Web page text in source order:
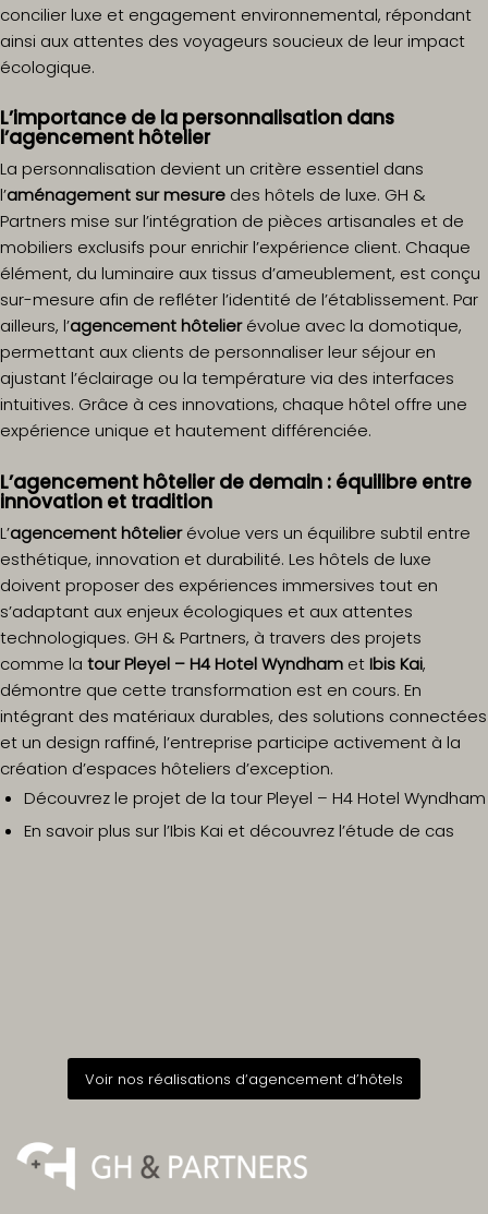
concilier luxe et engagement environnemental, répondant
ainsi aux attentes des voyageurs soucieux de leur impact
écologique.
L’importance de la personnalisation dans
l’agencement hôtelier
La personnalisation devient un critère essentiel dans
l’aménagement sur mesure des hôtels de luxe. GH &
Partners mise sur l’intégration de pièces artisanales et de
mobiliers exclusifs pour enrichir l’expérience client. Chaque
élément, du luminaire aux tissus d’ameublement, est conçu
sur-mesure afin de refléter l’identité de l’établissement. Par
ailleurs, l’agencement hôtelierévolue avec la domotique,
permettant aux clients de personnaliser leur séjour en
ajustant l’éclairage ou la température via des interfaces
intuitives. Grâce à ces innovations, chaque hôtel offre une
expérience unique et hautement différenciée.
L’agencement hôtelier de demain : équilibre entre
innovation et tradition
L’agencement hôtelierévolue vers un équilibre subtil entre
esthétique, innovation et durabilité. Les hôtels de luxe
doivent proposer des expériences immersives tout en
s’adaptant aux enjeux écologiques et aux attentes
technologiques. GH & Partners, à travers des projets
comme la tour Pleyel – H4 Hotel Wyndham etIbis Kai,
démontre que cette transformation est en cours. En
intégrant des matériaux durables, des solutions connectées
et un design raffiné, l’entreprise participe activement à la
création d’espaces hôteliers d’exception.
Découvrez le projet de la tour Pleyel – H4 Hotel Wyndham
En savoir plus sur l’Ibis Kai et découvrez l’étude de cas
Voir nos réalisations d‘agencement d’hôtels